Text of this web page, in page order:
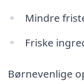
Mindre
Friske
Børnevenlige